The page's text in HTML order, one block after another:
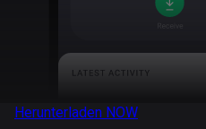
Herunterladen NOW